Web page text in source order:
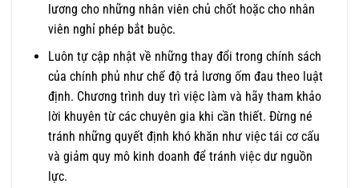
lương cho những nhân viên chủ chốt hoặc cho nhân
viên nghỉ phép bắt buộc.
Luôn tự cập nhật về những thay đổi trong chính sách
của chính phủ như chế độ trả lương ốm đau theo luật
định. Chương trình duy trì việc làm và hãy tham khảo
lời khuyên từ các chuyên gia khi cần thiết. Đừng né
tránh những quyết định khó khăn như việc tái cơ cấu
và giảm quy mô kinh doanh để tránh việc dư nguồn
lực.